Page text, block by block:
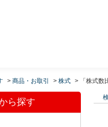
> 商品・お取引 > 株式 > 「株式
ら探す